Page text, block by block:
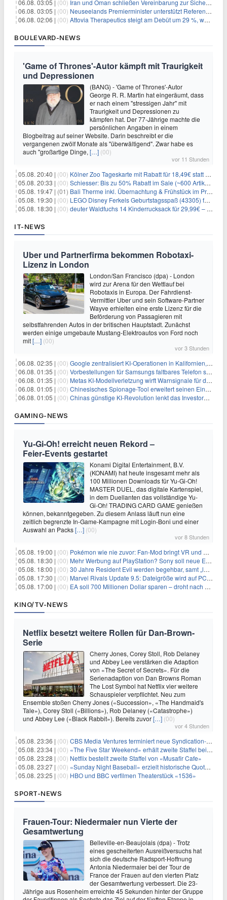
06.08. 03:05 | (00) Iran und Oman schließen Vereinbarung zur Sicherung des Schiffsverkehrs durch die Straße von Hormuz
06.08. 03:05 | (00) Neuseelands Premierminister unterstützt Referendum über das Wahlsystem: Ein Schritt in Richtung verbesserter demokratischer Beteiligung
06.08. 02:06 | (00) Attovia Therapeutics steigt am Debüt um 29 %, was starkes Investorenvertrauen in biotechnologische Innovation signalisiert
BOULEVARD-NEWS
'Game of Thrones'-Autor kämpft mit Traurigkeit
und Depressionen
(BANG) - 'Game of Thrones'-Autor
George R. R. Martin hat eingeräumt, dass
er nach einem "stressigen Jahr" mit
Traurigkeit und Depressionen zu
kämpfen hat. Der 77-Jährige machte die
persönlichen Angaben in einem
Blogbeitrag auf seiner Website. Darin beschreibt er die
vergangenen zwölf Monate als "überwältigend". Zwar habe es
auch "großartige Dinge,[…] (00)
vor 11 Stunden
05.08. 20:40 | (00) Kölner Zoo Tageskarte mit Rabatt für 18,49€ statt 29,50€ – einlösbar bis Dezember
05.08. 20:33 | (00) Schiesser: Bis zu 50% Rabatt im Sale (~600 Artikel zur Auswahl)
05.08. 19:47 | (01) Bali Therme inkl. Übernachtung & Frühstück im Premium Hotel (Bad Oeynhausen) ab 89€ p.P.
05.08. 19:30 | (00) LEGO Disney Ferkels Geburtstagsspaß (43305) für 29,10€
05.08. 18:30 | (00) deuter Waldfuchs 14 Kinderrucksack für 29,99€ – Amber-maple
IT-NEWS
Uber und Partnerfirma bekommen Robotaxi-
Lizenz in London
London/San Francisco (dpa) - London
wird zur Arena für den Wettlauf bei
Robotaxis in Europa. Der Fahrdienst-
Vermittler Uber und sein Software-Partner
Wayve erhielten eine erste Lizenz für die
Beförderung von Passagieren mit
selbstfahrenden Autos in der britischen Hauptstadt. Zunächst
werden einige umgebaute Mustang-Elektroautos von Ford noch
mit[…] (00)
vor 3 Stunden
06.08. 02:35 | (00) Google zentralisiert KI-Operationen in Kalifornien, um Rivale Anthropic und OpenAI zu überholen
06.08. 01:35 | (00) Vorbestellungen für Samsungs faltbares Telefon steigen um 30 % in einem wettbewerbsintensiven Markt
06.08. 01:35 | (00) Metas KI-Modellverletzung wirft Warnsignale für die Technologieaufsicht auf
06.08. 01:05 | (00) Chinesisches Spionage-Tool erweitert seinen Einfluss auf 13 Länder und weckt Sicherheitsbedenken
06.08. 01:05 | (00) Chinas günstige KI-Revolution lenkt das Investoreninteresse auf Internet-Riesen
GAMING-NEWS
Yu‑Gi‑Oh! erreicht neuen Rekord –
Feier‑Events gestartet
Konami Digital Entertainment, B.V.
(KONAMI) hat heute insgesamt mehr als
100 Millionen Downloads für Yu-Gi-Oh!
MASTER DUEL, das digitale Kartenspiel,
in dem Duellanten das vollständige Yu-
Gi-Oh! TRADING CARD GAME genießen
können, bekanntgegeben. Zu diesem Anlass läuft nun eine
zeitlich begrenzte In-Game-Kampagne mit Login-Boni und einer
Auswahl an Packs[…] (00)
vor 8 Stunden
05.08. 19:00 | (00) Pokémon wie nie zuvor: Fan-Mod bringt VR und Ego-Perspektive nach Kanto
05.08. 18:30 | (00) Mehr Werbung auf PlayStation? Sony soll neue Einnahmequellen prüfen
05.08. 18:00 | (00) 30 Jahre Resident Evil werden begehbar, samt „lebensgroßem Leon“
05.08. 17:30 | (00) Marvel Rivals Update 9.5: Dateigröße wird auf PC und Konsolen deutlich reduziert
05.08. 17:00 | (00) EA soll 700 Millionen Dollar sparen – droht nach der Übernahme die nächste Entlassungswelle?
KINO/TV-NEWS
Netflix besetzt weitere Rollen für Dan-Brown-
Serie
Cherry Jones, Corey Stoll, Rob Delaney
und Abbey Lee verstärken die Adaption
von «The Secret of Secrets». Für die
Serienadaption von Dan Browns Roman
The Lost Symbol hat Netflix vier weitere
Schauspieler verpflichtet. Neu zum
Ensemble stoßen Cherry Jones («Succession», «The Handmaid's
Tale»), Corey Stoll («Billions»), Rob Delaney («Catastrophe»)
und Abbey Lee («Black Rabbit»). Bereits zuvor[…] (00)
vor 4 Stunden
05.08. 23:36 | (00) CBS Media Ventures terminiert neue Syndication-Formate
05.08. 23:34 | (00) «The Five Star Weekend» erhält zweite Staffel bei Peacock
05.08. 23:28 | (00) Netflix bestellt zweite Staffel von «Musafir Cafe»
05.08. 23:27 | (00) «Sunday Night Baseball» erzielt historische Quotenserie für NBC
05.08. 23:25 | (00) HBO und BBC verfilmen Theaterstück «1536»
SPORT-NEWS
Frauen-Tour: Niedermaier nun Vierte der
Gesamtwertung
Belleville-en-Beaujolais (dpa) - Trotz
eines gescheiterten Ausreißversuchs hat
sich die deutsche Radsport-Hoffnung
Antonia Niedermaier bei der Tour de
France der Frauen auf den vierten Platz
der Gesamtwertung verbessert. Die 23-
Jährige aus Rosenheim erreichte 45 Sekunden hinter der Gruppe